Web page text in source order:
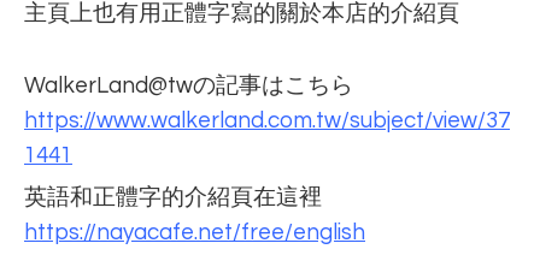
主頁上也有用正體字寫的關於本店的介紹頁
WalkerLand@twの記事はこちら
https://www.walkerland.com.tw/subject/view/37
1441
英語和正體字的介紹頁在這裡
https://nayacafe.net/free/english